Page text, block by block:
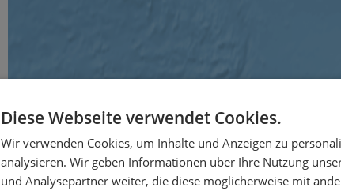
Diese Webseite verwendet Cookies.
Wir verwenden Cookies, um Inhalte und Anzeigen zu
analysieren. Wir geben Informationen über Ihre Nutzung
und Analysepartner weiter, die diese möglicherweise mit